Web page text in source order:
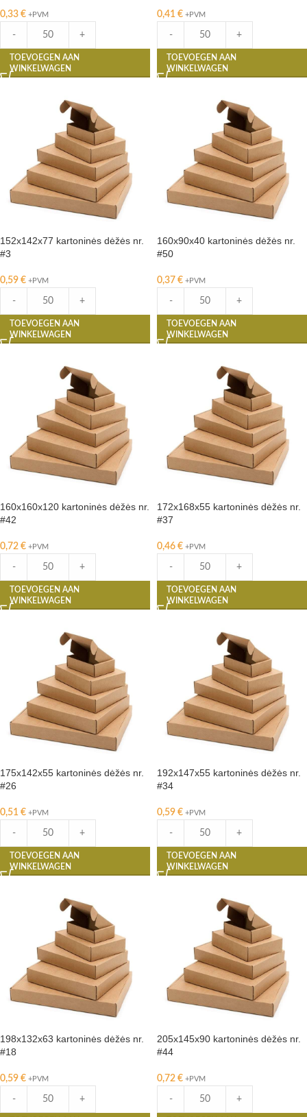
0,33 € +PVM
- +
TOEVOEGEN AAN
WINKELWAGEN
0,41 € +PVM
- +
TOEVOEGEN AAN
WINKELWAGEN
152x142x77 kartoninės dėžės nr.
#3
0,59 € +PVM
- +
TOEVOEGEN AAN
WINKELWAGEN
160x90x40 kartoninės dėžės nr.
#50
0,37 € +PVM
- +
TOEVOEGEN AAN
WINKELWAGEN
160x160x120 kartoninės dėžės nr.
#42
0,72 € +PVM
- +
TOEVOEGEN AAN
WINKELWAGEN
172x168x55 kartoninės dėžės nr.
#37
0,46 € +PVM
- +
TOEVOEGEN AAN
WINKELWAGEN
175x142x55 kartoninės dėžės nr.
#26
0,51 € +PVM
- +
TOEVOEGEN AAN
WINKELWAGEN
192x147x55 kartoninės dėžės nr.
#34
0,59 € +PVM
- +
TOEVOEGEN AAN
WINKELWAGEN
198x132x63 kartoninės dėžės nr.
#18
0,59 € +PVM
- +
205x145x90 kartoninės dėžės nr.
#44
0,72 € +PVM
- +